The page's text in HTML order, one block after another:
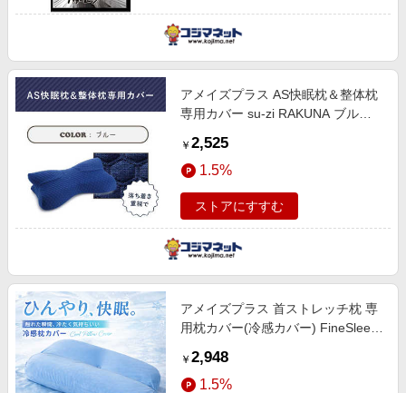
アメイズプラス AS快眠枕＆整体枕
専用カバー su-zi RAKUNA ブルー
￥ 2,525
1.5%
ストアにすすむ
アメイズプラス 首ストレッチ枕 専
用枕カバー(冷感カバー) FineSleep
￥ 2,948
1.5%